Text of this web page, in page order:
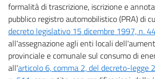
CAPO VI
ALTRI INTERVENTI
80
81
82
83
formalità di trascrizione, iscrizione e
pubblico registro automobilistico (PRA) di
decreto legislativo 15 dicembre 1997, n.
all'assegnazione agli enti locali
provinciale e comunale sul consumo di
all'articolo 6, comma 2, del decreto-legge